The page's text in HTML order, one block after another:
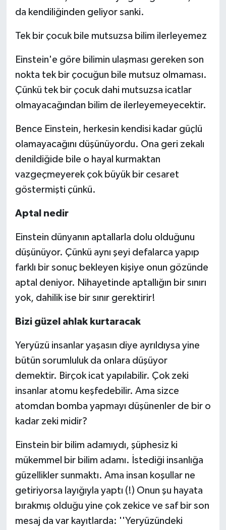
da kendiliğinden geliyor sanki.
Tek bir çocuk bile mutsuzsa bilim ilerleyemez
Einstein'e göre bilimin ulaşması gereken son
nokta tek bir çocuğun bile mutsuz olmaması.
Çünkü tek bir çocuk dahi mutsuzsa icatlar
olmayacağından bilim de ilerleyemeyecektir.
Bence Einstein, herkesin kendisi kadar güçlü
olamayacağını düşünüyordu. Ona geri zekalı
denildiğide bile o hayal kurmaktan
vazgeçmeyerek çok büyük bir cesaret
göstermişti çünkü.
Aptal nedir
Einstein dünyanın aptallarla dolu olduğunu
düşünüyor. Çünkü aynı şeyi defalarca yapıp
farklı bir sonuç bekleyen kişiye onun gözünde
aptal deniyor. Nihayetinde aptallığın bir sınırı
yok, dahilik ise bir sınır gerektirir!
Bizi güzel ahlak kurtaracak
Yeryüzü insanlar yaşasın diye ayrıldıysa yine
bütün sorumluluk da onlara düşüyor
demektir. Birçok icat yapılabilir. Çok zeki
insanlar atomu keşfedebilir. Ama sizce
atomdan bomba yapmayı düşünenler de bir o
kadar zeki midir?
Einstein bir bilim adamıydı, şüphesiz ki
mükemmel bir bilim adamı. İstediği insanlığa
güzellikler sunmaktı. Ama insan koşullar ne
getiriyorsa layığıyla yaptı (!) Onun şu hayata
bırakmış olduğu yine çok zekice ve saf bir son
mesaj da var kayıtlarda: ''Yeryüzündeki